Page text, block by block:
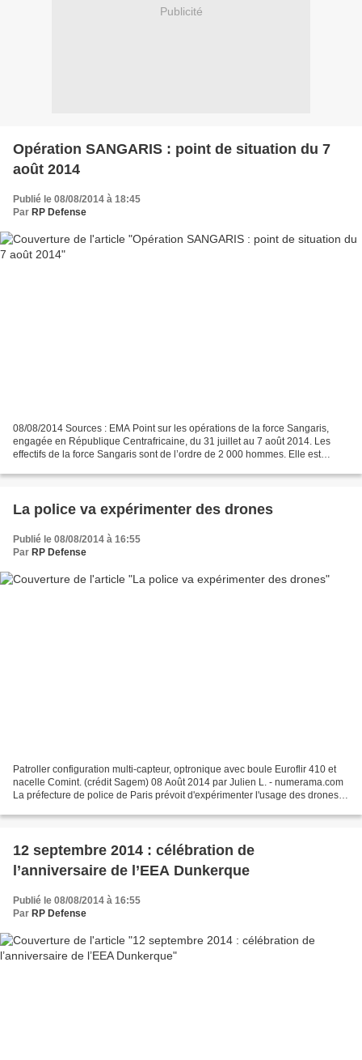
Publicité
Opération SANGARIS : point de situation du 7
août 2014
Publié le 08/08/2014 à 18:45
Par RP Defense
08/08/2014 Sources : EMA Point sur les opérations de la force Sangaris,
engagée en République Centrafricaine, du 31 juillet au 7 août 2014. Les
effectifs de la force Sangaris sont de l’ordre de 2 000 hommes. Elle est
La police va expérimenter des drones
Publié le 08/08/2014 à 16:55
Par RP Defense
Patroller configuration multi-capteur, optronique avec boule Euroflir 410 et
nacelle Comint. (crédit Sagem) 08 Août 2014 par Julien L. - numerama.com
La préfecture de police de Paris prévoit d'expérimenter l'usage des drones
12 septembre 2014 : célébration de
l’anniversaire de l’EEA Dunkerque
Publié le 08/08/2014 à 16:55
Par RP Defense